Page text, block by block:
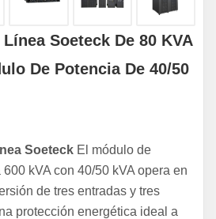
Soeteck De 80 KVA
De Potencia De 40/50
Soeteck El módulo de
kVA con 40/50 kVA opera en
de tres entradas y tres
protección energética ideal a